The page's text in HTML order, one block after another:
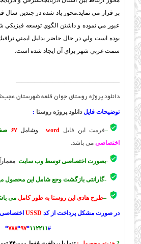
بر قرار مي نمايد.محور ياد شده در چندين سال
عبور مي نموده و داشتن الگوي توسعه فيزيكي
بوده است ولي در حال حاضر بدليل ايمني
سمت غربي شهر براي آن ايجاد شده است.
—————————————————
دانلود پروژه روستای جوان قلعه شهرستان
توضیحات فایلدانلود پروژه روستا :
–فرمت این فایل word وشامل۶۷
اختصاصیمی باشد.
-بصورت اختصاصی توسط وب سایت
-گارانتی بازگشت وجع شامل این محصول
–طرح هادی این روستا به طور کامل می
در صورت مشکل پرداخت از کد USSD
*۷۸۸*۹۷*۱۱۲۲۱۱#